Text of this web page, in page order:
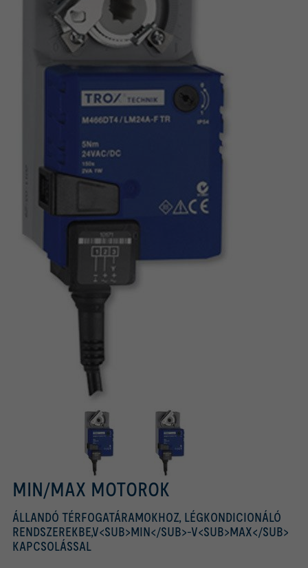
MIN/MAX MOTOROK
ÁLLANDÓ TÉRFOGATÁRAMOKHOZ, LÉGKONDICIONÁLÓ
RENDSZEREKBE,V<SUB>MIN</SUB>-V<SUB>MAX</SUB>
KAPCSOLÁSSAL